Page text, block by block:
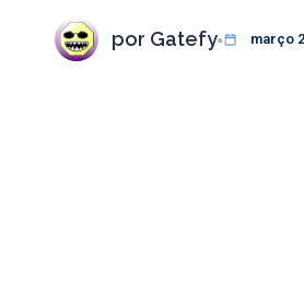
por Gatefy março